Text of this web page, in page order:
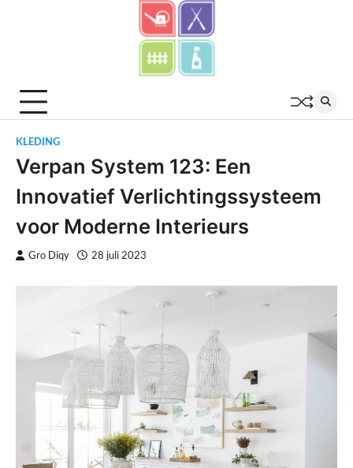
KLEDING
Verpan System 123: Een
Innovatief Verlichtingssysteem
voor Moderne Interieurs
Gro Diqy 28 juli 2023